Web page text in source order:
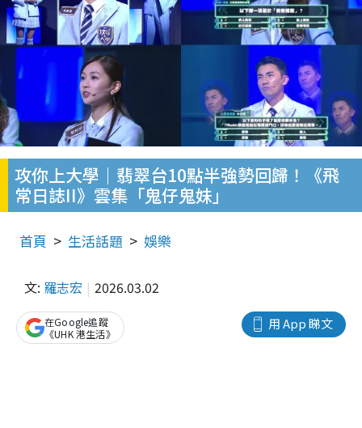
攻你上大學｜翡翠台10點半強勢回歸！《飛
常日誌II》雲集「鬼仔鬼妹」
首頁 生活話題 娛樂
文: 羅志宏 2026.03.02
用 App 睇文
在Google追蹤
《UHK 港生活》